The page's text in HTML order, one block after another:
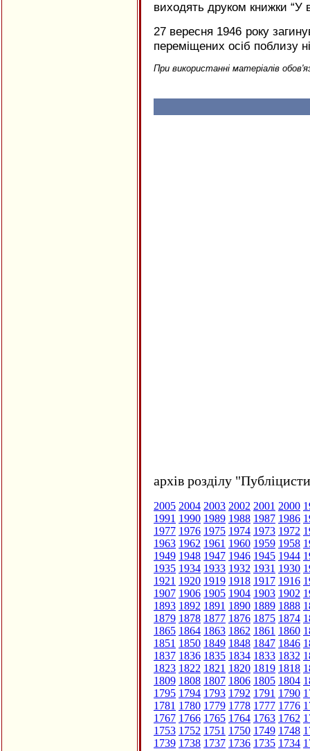
виходять друком книжки “У
27 вересня 1946 року
переміщених осіб поблизу
При використанні матеріалів
архів розділу
2005 2004 2003 2002 2001 2000
1991 1990 1989 1988 1987 1986
1977 1976 1975 1974 1973 1972
1963 1962 1961 1960 1959 1958
1949 1948 1947 1946 1945 1944
1935 1934 1933 1932 1931 1930
1921 1920 1919 1918 1917 1916
1907 1906 1905 1904 1903 1902
1893 1892 1891 1890 1889 1888
1879 1878 1877 1876 1875 1874
1865 1864 1863 1862 1861 1860
1851 1850 1849 1848 1847 1846
1837 1836 1835 1834 1833 1832
1823 1822 1821 1820 1819 1818
1809 1808 1807 1806 1805 1804
1795 1794 1793 1792 1791 1790
1781 1780 1779 1778 1777 1776
1767 1766 1765 1764 1763 1762
1753 1752 1751 1750 1749 1748
1739 1738 1737 1736 1735 1734